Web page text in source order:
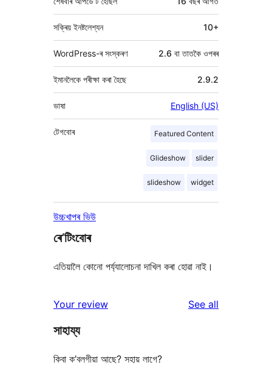
সক্ৰিয় ইনষ্টলেশ্যন 10+
WordPress-ৰ সংস্কৰণ 2.6 বা তাতকৈ ওপৰৰ
ইমানলৈকে পৰীক্ষা কৰা হৈছে 2.9.2
ভাষা English (US)
Featured Content
Glideshow slider
slideshow widget
টেগবোৰ
উচ্চখাপৰ ভিউ
ৰে’টিংবোৰ
এতিয়ালৈ কোনো পৰ্য্যালোচনা দাখিল কৰা হোৱা নাই।
Your review See all
সাহায্য
কিবা ক’বলগীয়া আছে? সহায় লাগে?